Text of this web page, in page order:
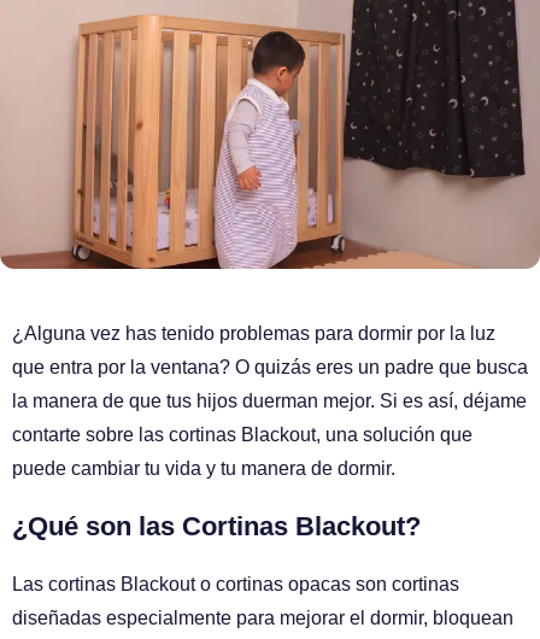
¿Alguna vez has tenido problemas para dormir por la luz
que entra por la ventana? O quizás eres un padre que busca
la manera de que tus hijos duerman mejor. Si es así, déjame
contarte sobre las cortinas Blackout, una solución que
puede cambiar tu vida y tu manera de dormir.
¿Qué son las Cortinas Blackout?
Las cortinas Blackout o cortinas opacas son cortinas
diseñadas especialmente para mejorar el dormir, bloquean